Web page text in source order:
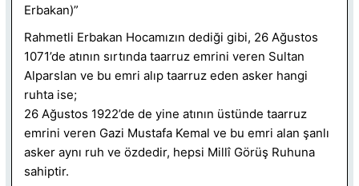
Erbakan)”
Rahmetli Erbakan Hocamızın dediği gibi, 26 Ağustos
1071’de atının sırtında taarruz emrini veren Sultan
Alparslan ve bu emri alıp taarruz eden asker hangi
ruhta ise;
26 Ağustos 1922’de de yine atının üstünde taarruz
emrini veren Gazi Mustafa Kemal ve bu emri alan şanlı
asker aynı ruh ve özdedir, hepsi Millî Görüş Ruhuna
sahiptir.